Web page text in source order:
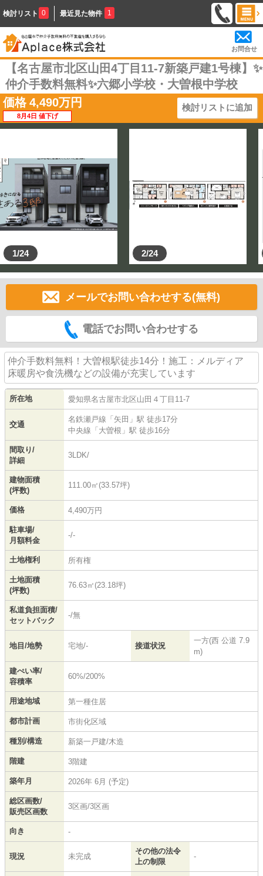
検討リスト 0 最近見た物件 1
お問合せ
【名古屋市北区山田4丁目11-7新築戸建1号棟】✨️
仲介手数料無料✨️六郷小学校・大曽根中学校
価格 4,490万円
8月4日 値下げ
検討リストに追加
1/24 2/24
メールでお問い合わせする(無料)
電話でお問い合わせする
仲介手数料無料！大曽根駅徒歩14分！施工：メルディア
床暖房や食洗機などの設備が充実しています
所在地 愛知県名古屋市北区山田 ４丁目11-7
交通
名鉄瀬戸線 「 矢田 」駅 徒歩17分
中央線 「 大曽根 」駅 徒歩16分
間取り/
詳細
3LDK/
建物面積
(坪数)
111.00㎡(33.57坪)
価格 4,490万円
駐車場/
月額料金
-/-
土地権利 所有権
土地面積
(坪数)
76.63㎡(23.18坪)
私道負担面積/
セットバック
-/無
地目/地勢 宅地/- 接道状況
一方(西 公道 7.9
m)
建ぺい率/
容積率
60%/200%
用途地域 第一種住居
都市計画 市街化区域
種別/構造 新築一戸建/木造
階建 3階建
築年月 2026年 6月 (予定)
総区画数/
販売区画数
3区画/3区画
向き -
現況 未完成
その他の法令
上の制限
-